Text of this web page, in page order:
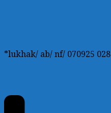
*lukhak/ ab/ nf/ 070925 028